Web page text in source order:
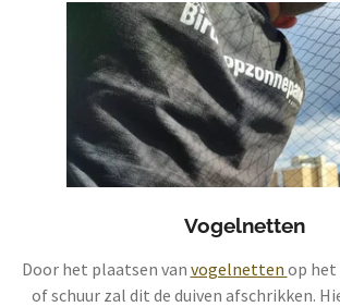
Vogelnetten
Door het plaatsen van vogelnetten op het
of schuur zal dit de duiven afschrikken.